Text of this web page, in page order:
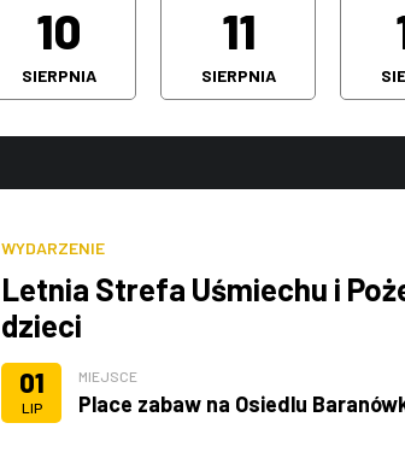
10
SIERPNIA
11
SIERPNIA
WYDARZENIE
Letnia Strefa Uśmiechu i
dzieci
01
LIP
MIEJSCE
Place zabaw na Osiedlu